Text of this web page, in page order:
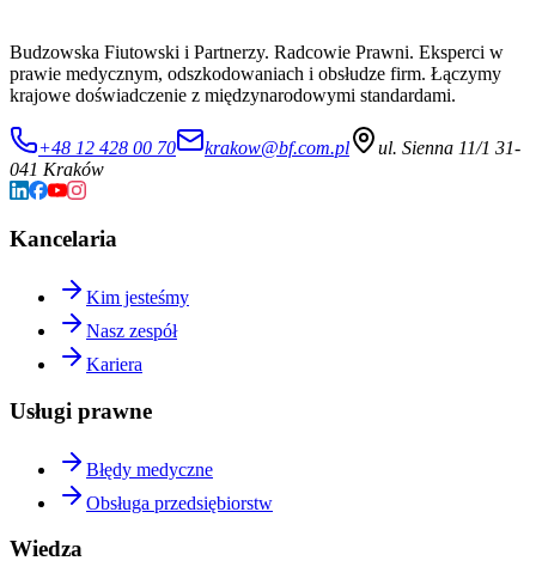
Budzowska Fiutowski i Partnerzy. Radcowie Prawni. Eksperci w
prawie medycznym, odszkodowaniach i obsłudze firm. Łączymy
krajowe doświadczenie z międzynarodowymi standardami.
+48 12 428 00 70 krakow@bf.com.pl
ul. Sienna 11/1 31-
041 Kraków
Kancelaria
Kim jesteśmy
Nasz zespół
Kariera
Usługi prawne
Błędy medyczne
Obsługa przedsiębiorstw
Wiedza